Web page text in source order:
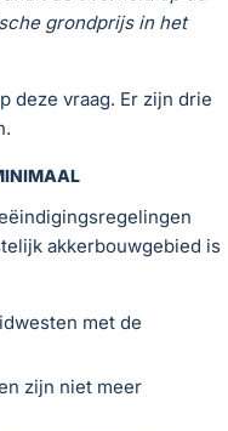
grondprijs in het
deze vraag. Er zijn drie
akkerbouwgebied is
met de
zijn niet meer